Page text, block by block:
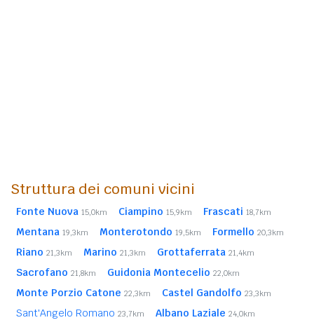
Struttura dei comuni vicini
Fonte Nuova 15,0km Ciampino 15,9km Frascati 18,7km
Mentana 19,3km Monterotondo 19,5km Formello 20,3km
Riano 21,3km Marino 21,3km Grottaferrata 21,4km
Sacrofano 21,8km Guidonia Montecelio 22,0km
Monte Porzio Catone 22,3km Castel Gandolfo 23,3km
Sant'Angelo Romano 23,7km Albano Laziale 24,0km